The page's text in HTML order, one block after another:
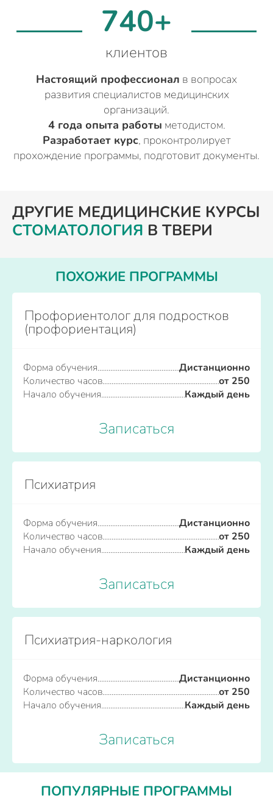
740+
клиентов
Настоящий профессионал в вопросах
развития специалистов медицинских
организаций.
4 года опыта работы методистом.
Разработает курс, проконтролирует
прохождение программы, подготовит документы.
ДРУГИЕ МЕДИЦИНСКИЕ КУРСЫ
СТОМАТОЛОГИЯ В ТВЕРИ
ПОХОЖИЕ ПРОГРАММЫ
Профориентолог для подростков
(профориентация)
Форма обучения
Дистанционно
Количество часов
от 250
Начало обучения
Каждый день
Записаться
Психиатрия
Форма обучения
Дистанционно
Количество часов
от 250
Начало обучения
Каждый день
Записаться
Психиатрия-наркология
Форма обучения
Дистанционно
Количество часов
от 250
Начало обучения
Каждый день
Записаться
ПОПУЛЯРНЫЕ ПРОГРАММЫ